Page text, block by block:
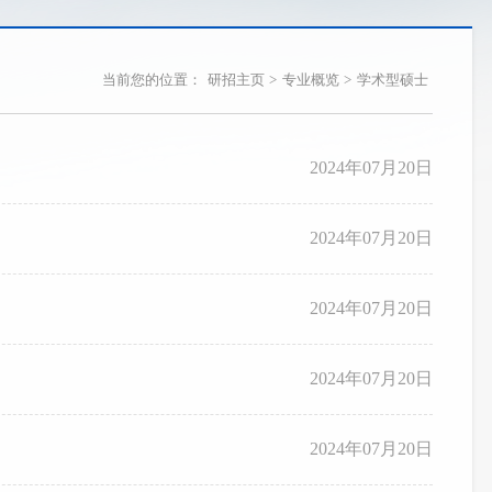
当前您的位置： 研招主页 > 专业概览 > 学术型硕士
2024年07月20日
2024年07月20日
2024年07月20日
2024年07月20日
2024年07月20日